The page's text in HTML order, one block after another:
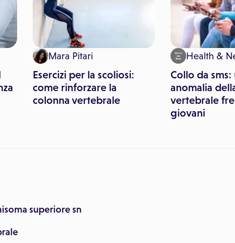
Mara Pitari
Esercizi per la scoliosi:
come rinforzare la
colonna vertebrale
Health &
Collo da sms:
anomalia
vertebrale
giovani
superiore sn